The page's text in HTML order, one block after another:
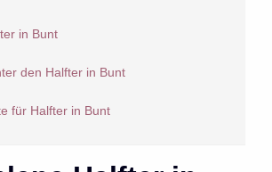
in Bunt
den Halfter in Bunt
für Halfter in Bunt